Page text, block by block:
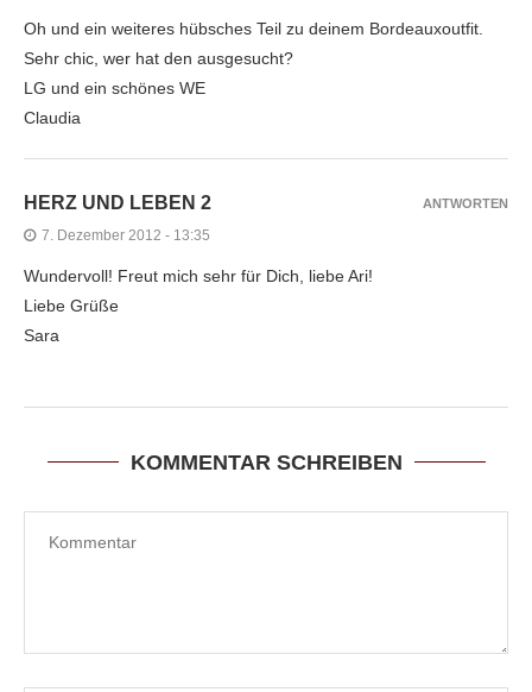
Oh und ein weiteres hübsches Teil zu deinem Bordeauxoutfit.
Sehr chic, wer hat den ausgesucht?
LG und ein schönes WE
Claudia
HERZ UND LEBEN 2
7. Dezember 2012 - 13:35
Wundervoll! Freut mich sehr für Dich, liebe Ari!
Liebe Grüße
Sara
ANTWORTEN
KOMMENTAR SCHREIBEN